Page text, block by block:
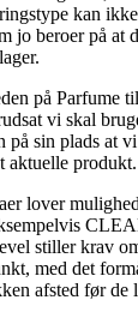
kan
jo beroer på at
på Parfume
vi skal
på sin plads at
aktuelle produkt.
lover
stiller krav
med det
afsted før de